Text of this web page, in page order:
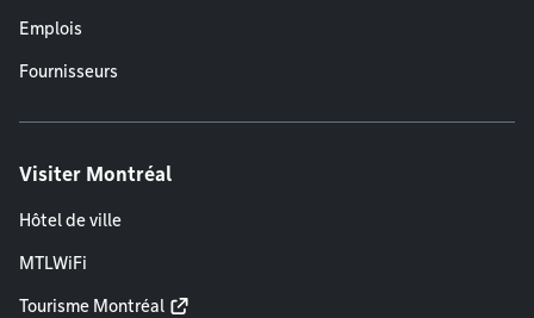
Emplois
Fournisseurs
Visiter Montréal
Hôtel de ville
MTLWiFi
Tourisme Montréal